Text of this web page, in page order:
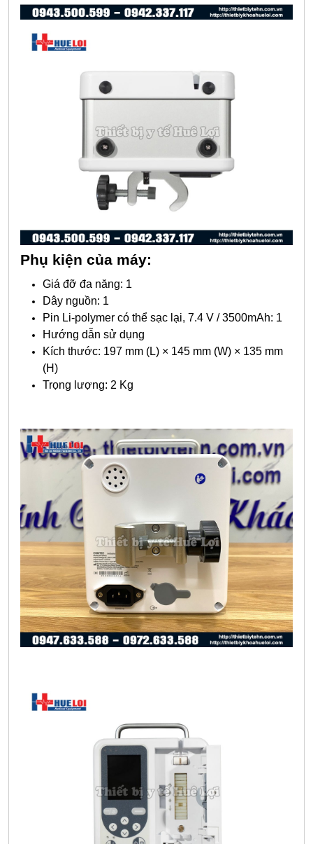
Phụ kiện của máy:
Giá đỡ đa năng: 1
Dây nguồn: 1
Pin Li-polymer có thể sạc lại, 7.4 V / 3500mAh: 1
Hướng dẫn sử dụng
Kích thước: 197 mm (L) × 145 mm (W) × 135 mm
(H)
Trọng lượng: 2 Kg